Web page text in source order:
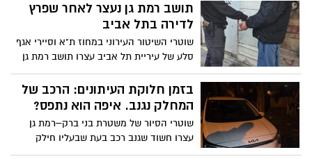
כתב אישום
תושב רמת גן נעצר לאחר שפרץ
לדירה בתל אביב
שוטרי השיטור העירוני במחוז ת"א וסיירי אגף
סלע של עיריית תל אביב עצרו תושב רמת גן
בחשד לפריצה לדירה במרכז תל אביב,
וברשותו נתפס כלי פריצה
בזמן חלוקת העיתונים: הרכב של
המחלק נגנב. איפה הוא נתפס?
שוטרי הסיור של משטרת בני ברק–רמת גן
עצרו חשוד שגנב רכב בעת שבעליו חילק
עיתונים בבני ברק. הרכב והגנב נתפסו ברחוב